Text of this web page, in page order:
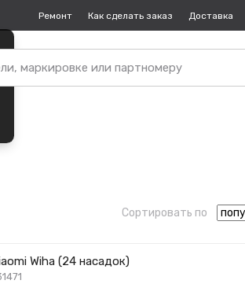
Ремонт Как сделать заказ Доставка
Сортировать по
Wiha (24 насадок)